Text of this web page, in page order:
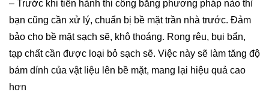
– Trước khi tiến hành thi công bằng phương pháp nào thì
bạn cũng cần xử lý, chuẩn bị bề mặt trần nhà trước. Đảm
bảo cho bề mặt sạch sẽ, khô thoáng. Rong rêu, bụi bẩn,
tạp chất cần được loại bỏ sạch sẽ. Việc này sẽ làm tăng độ
bám dính của vật liệu lên bề mặt, mang lại hiệu quả cao
hơn